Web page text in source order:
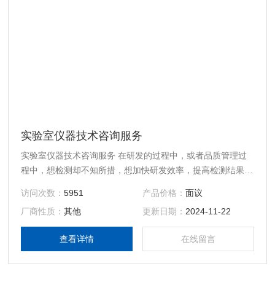
实验室仪器技术咨询服务
实验室仪器技术咨询服务 在研发的过程中，或者品质管理过
程中，想检测却不知所措，想加快研发效率，提高检测结果精
出准确的可信赖的结果，等等。 仪器使用故障？维修？
访问次数：5951 产品价格： 面议
厂商性质：其他 更新日期： 2024-11-22
查看详情 在线留言